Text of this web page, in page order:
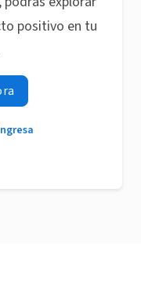
positivo en tu